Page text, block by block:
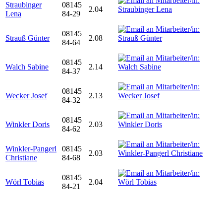
Straubinger
Lena
08145
84-29
2.04
Strauß Günter
08145
84-64
2.08
Walch Sabine
08145
84-37
2.14
Wecker Josef
08145
84-32
2.13
Winkler Doris
08145
84-62
2.03
Winkler-Pangerl
Christiane
08145
84-68
2.03
Wörl Tobias
08145
84-21
2.04